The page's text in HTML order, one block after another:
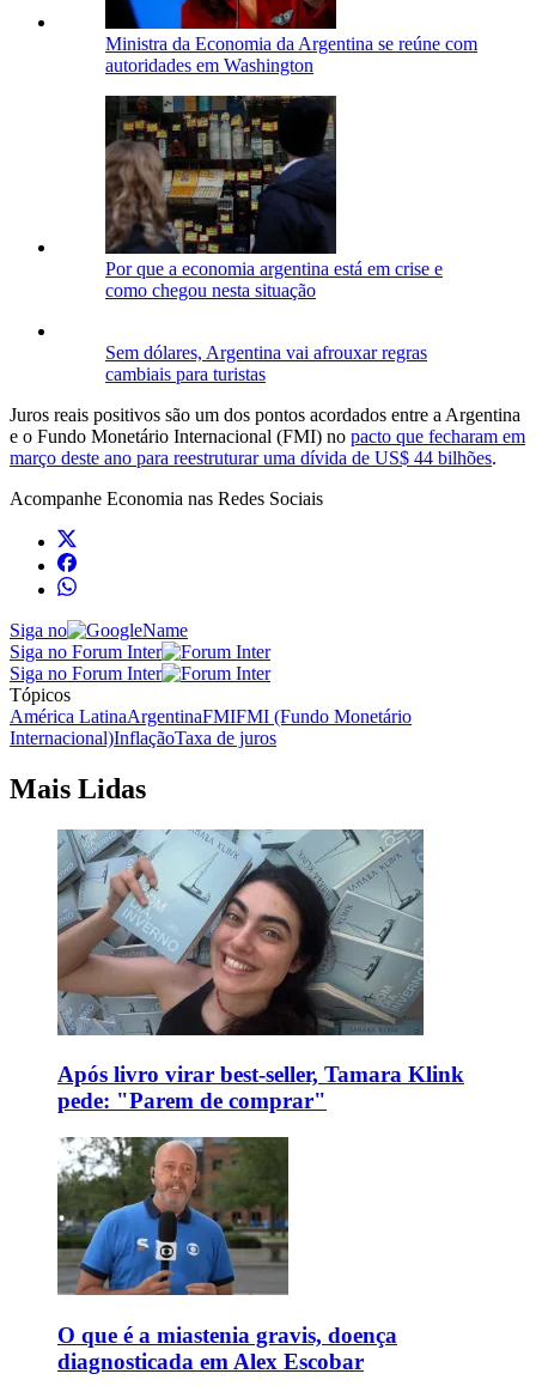
Ministra da Economia da Argentina se reúne com
autoridades em Washington
Por que a economia argentina está em crise e
como chegou nesta situação
Sem dólares, Argentina vai afrouxar regras
cambiais para turistas
Juros reais positivos são um dos pontos acordados entre a Argentina
e o Fundo Monetário Internacional (FMI) no pacto que fecharam em
março deste ano para reestruturar uma dívida de US$ 44 bilhões.
Acompanhe Economia nas Redes Sociais
Siga no
Siga no Forum Inter
Siga no Forum Inter
Tópicos
América LatinaArgentinaFMIFMI (Fundo Monetário
Internacional)InflaçãoTaxa de juros
Mais Lidas
Após livro virar best-seller, Tamara Klink
pede: "Parem de comprar"
O que é a miastenia gravis, doença
diagnosticada em Alex Escobar